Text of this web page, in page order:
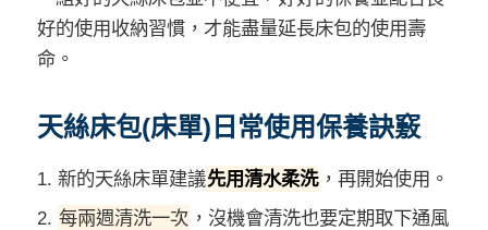
好的使用收納習慣，才能盡量延長床包的使用壽
命。
天絲床包(床單)日常使用保養訣竅
1. 新的天絲床單建議先用清水柔洗，再開始使用。
2. 每兩週清洗一次 ，沒機會清洗也要定期取下通風